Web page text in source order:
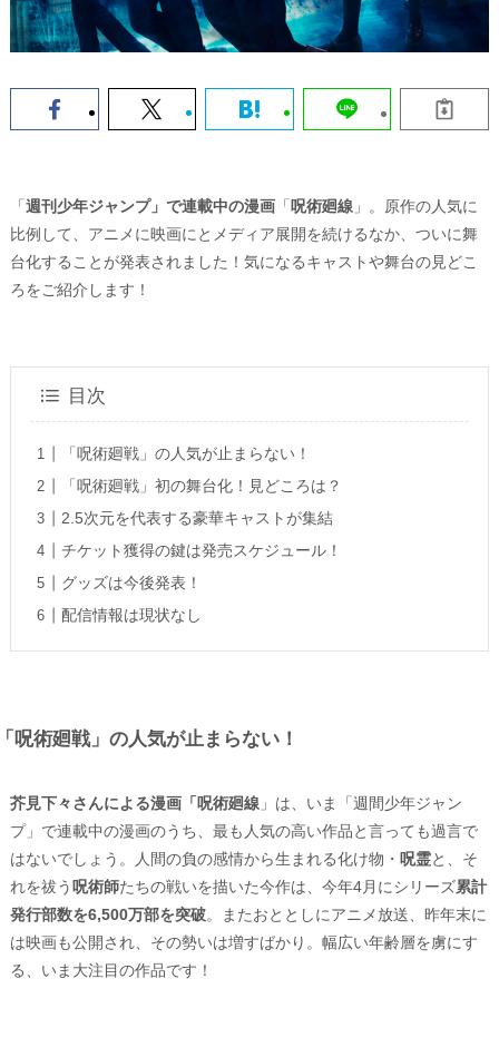
「 週刊少年ジャンプ」で連載中の漫画「 呪術廻線」。原作の人気に
比例して、アニメに映画にとメディア展開を続けるなか、ついに舞
台化することが発表されました！気になるキャストや舞台の見どこ
ろをご紹介します！
目次
「呪術廻戦」の人気が止まらない！
「呪術廻戦」初の舞台化！見どころは？
2.5次元を代表する豪華キャストが集結
チケット獲得の鍵は発売スケジュール！
グッズは今後発表！
配信情報は現状なし
呪術廻戦」の人気が止まらない！
芥見下々さんによる漫画「呪術廻線 」は、いま「週間少年ジャン
プ」で連載中の漫画のうち、最も人気の高い作品と言っても過言で
はないでしょう。人間の負の感情から生まれる化け物・ 呪霊と、そ
れを祓う 呪術師たちの戦いを描いた今作は、今年4月にシリーズ累計
発行部数を6,500万部を突破。またおととしにアニメ放送、昨年末に
は映画も公開され、その勢いは増すばかり。幅広い年齢層を虜にす
る、いま大注目の作品です！